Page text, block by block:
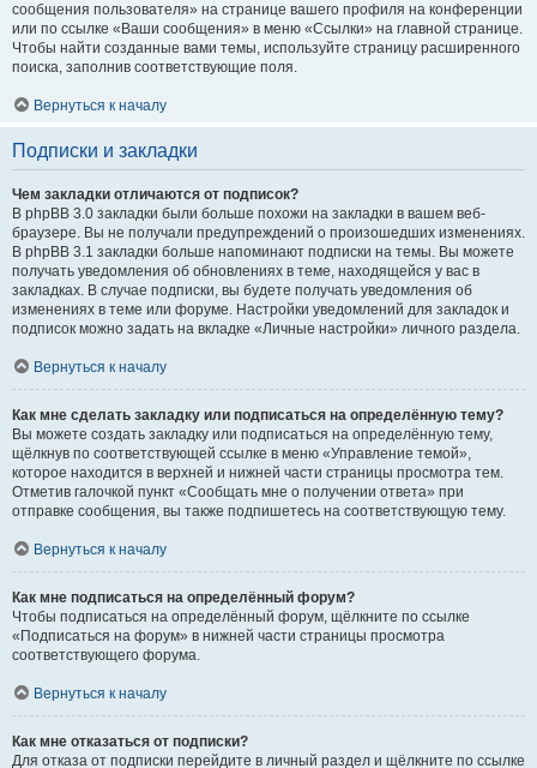
сообщения пользователя» на странице вашего профиля на конференции
или по ссылке «Ваши сообщения» в меню «Ссылки» на главной странице.
Чтобы найти созданные вами темы, используйте страницу расширенного
поиска, заполнив соответствующие поля.
Вернуться к началу
Подписки и закладки
Чем закладки отличаются от подписок?
В phpBB 3.0 закладки были больше похожи на закладки в вашем веб-
браузере. Вы не получали предупреждений о произошедших изменениях.
В phpBB 3.1 закладки больше напоминают подписки на темы. Вы можете
получать уведомления об обновлениях в теме, находящейся у вас в
закладках. В случае подписки, вы будете получать уведомления об
изменениях в теме или форуме. Настройки уведомлений для закладок и
подписок можно задать на вкладке «Личные настройки» личного раздела.
Вернуться к началу
Как мне сделать закладку или подписаться на определённую тему?
Вы можете создать закладку или подписаться на определённую тему,
щёлкнув по соответствующей ссылке в меню «Управление темой»,
которое находится в верхней и нижней части страницы просмотра тем.
Отметив галочкой пункт «Сообщать мне о получении ответа» при
отправке сообщения, вы также подпишетесь на соответствующую тему.
Вернуться к началу
Как мне подписаться на определённый форум?
Чтобы подписаться на определённый форум, щёлкните по ссылке
«Подписаться на форум» в нижней части страницы просмотра
соответствующего форума.
Вернуться к началу
Как мне отказаться от подписки?
Для отказа от подписки перейдите в личный раздел и щёлкните по ссылке